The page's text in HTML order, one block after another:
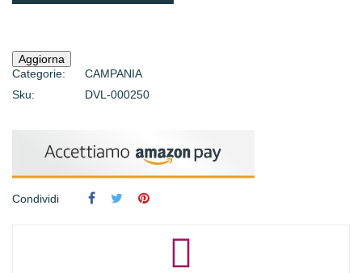
Categorie:
CAMPANIA
Sku:
DVL-000250
Condividi